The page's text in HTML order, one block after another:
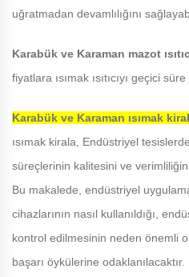
uğratmadan devamlılığını
Karabük ve Karaman mazot
fiyatlara ısımak ısıtıcıyı geçici
Karabük ve Karaman ısımak
ısımak kirala, Endüstriyel
süreçlerinin kalitesini ve
Bu makalede, endüstriyel
cihazlarının nasıl kullanıldığı,
kontrol edilmesinin neden önemli
başarı öykülerine odaklanılacaktır.